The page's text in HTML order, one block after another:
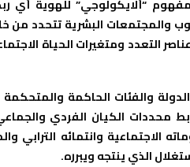
“ألايكولوجي” للهوية
والمجتمعات البشرية تتحدد من
ومتغيرات الحياة
والفئات الحاكمة والمتحكمة
محددات الكيان الفردي
الاجتماعية وانتمائه الترابي
الذي ينتجه ويبرره.